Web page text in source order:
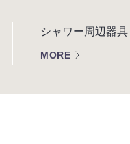
シャワー周辺器
MORE